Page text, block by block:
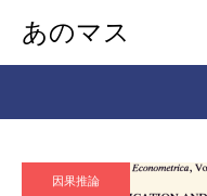
あのマス
因果推論